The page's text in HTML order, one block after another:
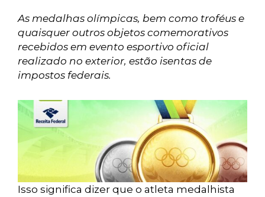
As medalhas olímpicas, bem como troféus e
quaisquer outros objetos comemorativos
recebidos em evento esportivo oficial
realizado no exterior, estão isentas de
impostos federais.
Isso significa dizer que o atleta medalhista